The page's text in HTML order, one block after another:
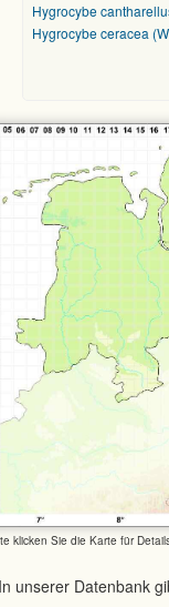
Hygrocybe
Hygrocybe ceracea
klicken Sie die Karte für
unserer Datenbank